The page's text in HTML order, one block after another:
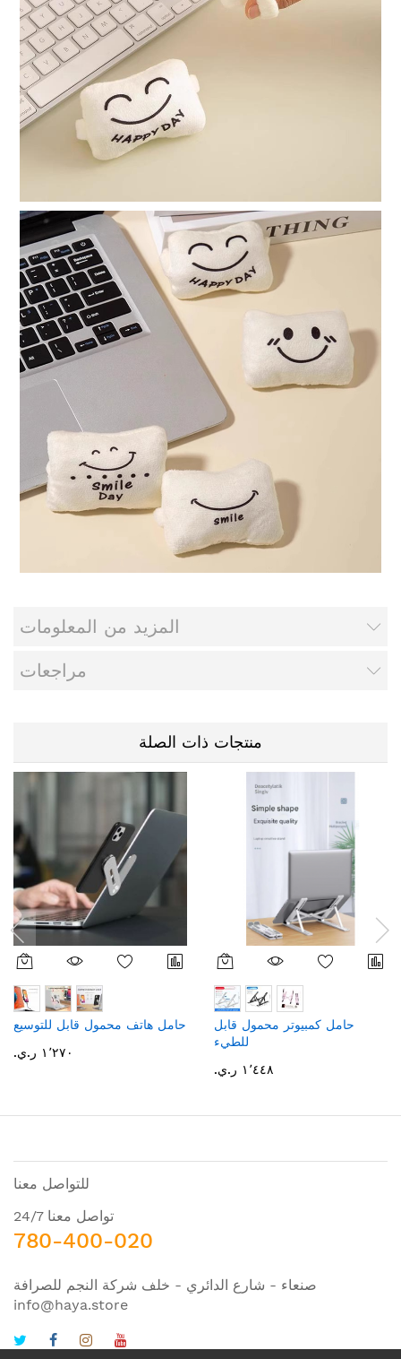
المزيد من المعلومات
مراجعات
منتجات ذات الصلة
حامل هاتف محمول قابل للتوسيع
١٬٢٧٠ ر.ي.‏
حامل كمبيوتر محمول قابل
للطيء
١٬٤٤٨ ر.ي.‏
للتواصل معنا
تواصل معنا 24/7
780-400-020
صنعاء - شارع الدائري - خلف شركة النجم للصرافة
info@haya.store